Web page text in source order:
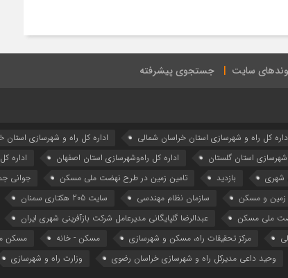
سایت جستجوی پیشرفته
كل راه و شهرسازي استان خراسان شمالي اداره كل راه و شهرسازي استان
شهرسازي استان گلستان اداره كل راه‌و‌شهرسازي استان اصفهان
اداره
شهری بازدید تامین زمین در طرح نهضت ملی مسکن جوانی
زمین و مسکن سازمان نظام مهندسی سایت 205 هکتاری سمنان
ملی مسکن عبدالرضا گلپایگانی مدیرعامل شرکت بازآفرینی شهری ایران
مرکز تحقیقات راه، مسکن و شهرسازی مسکن - خانه مسکن
وحید داعی مدیرکل راه و شهرسازی خراسان رضوی وزارت راه و شهرسازي